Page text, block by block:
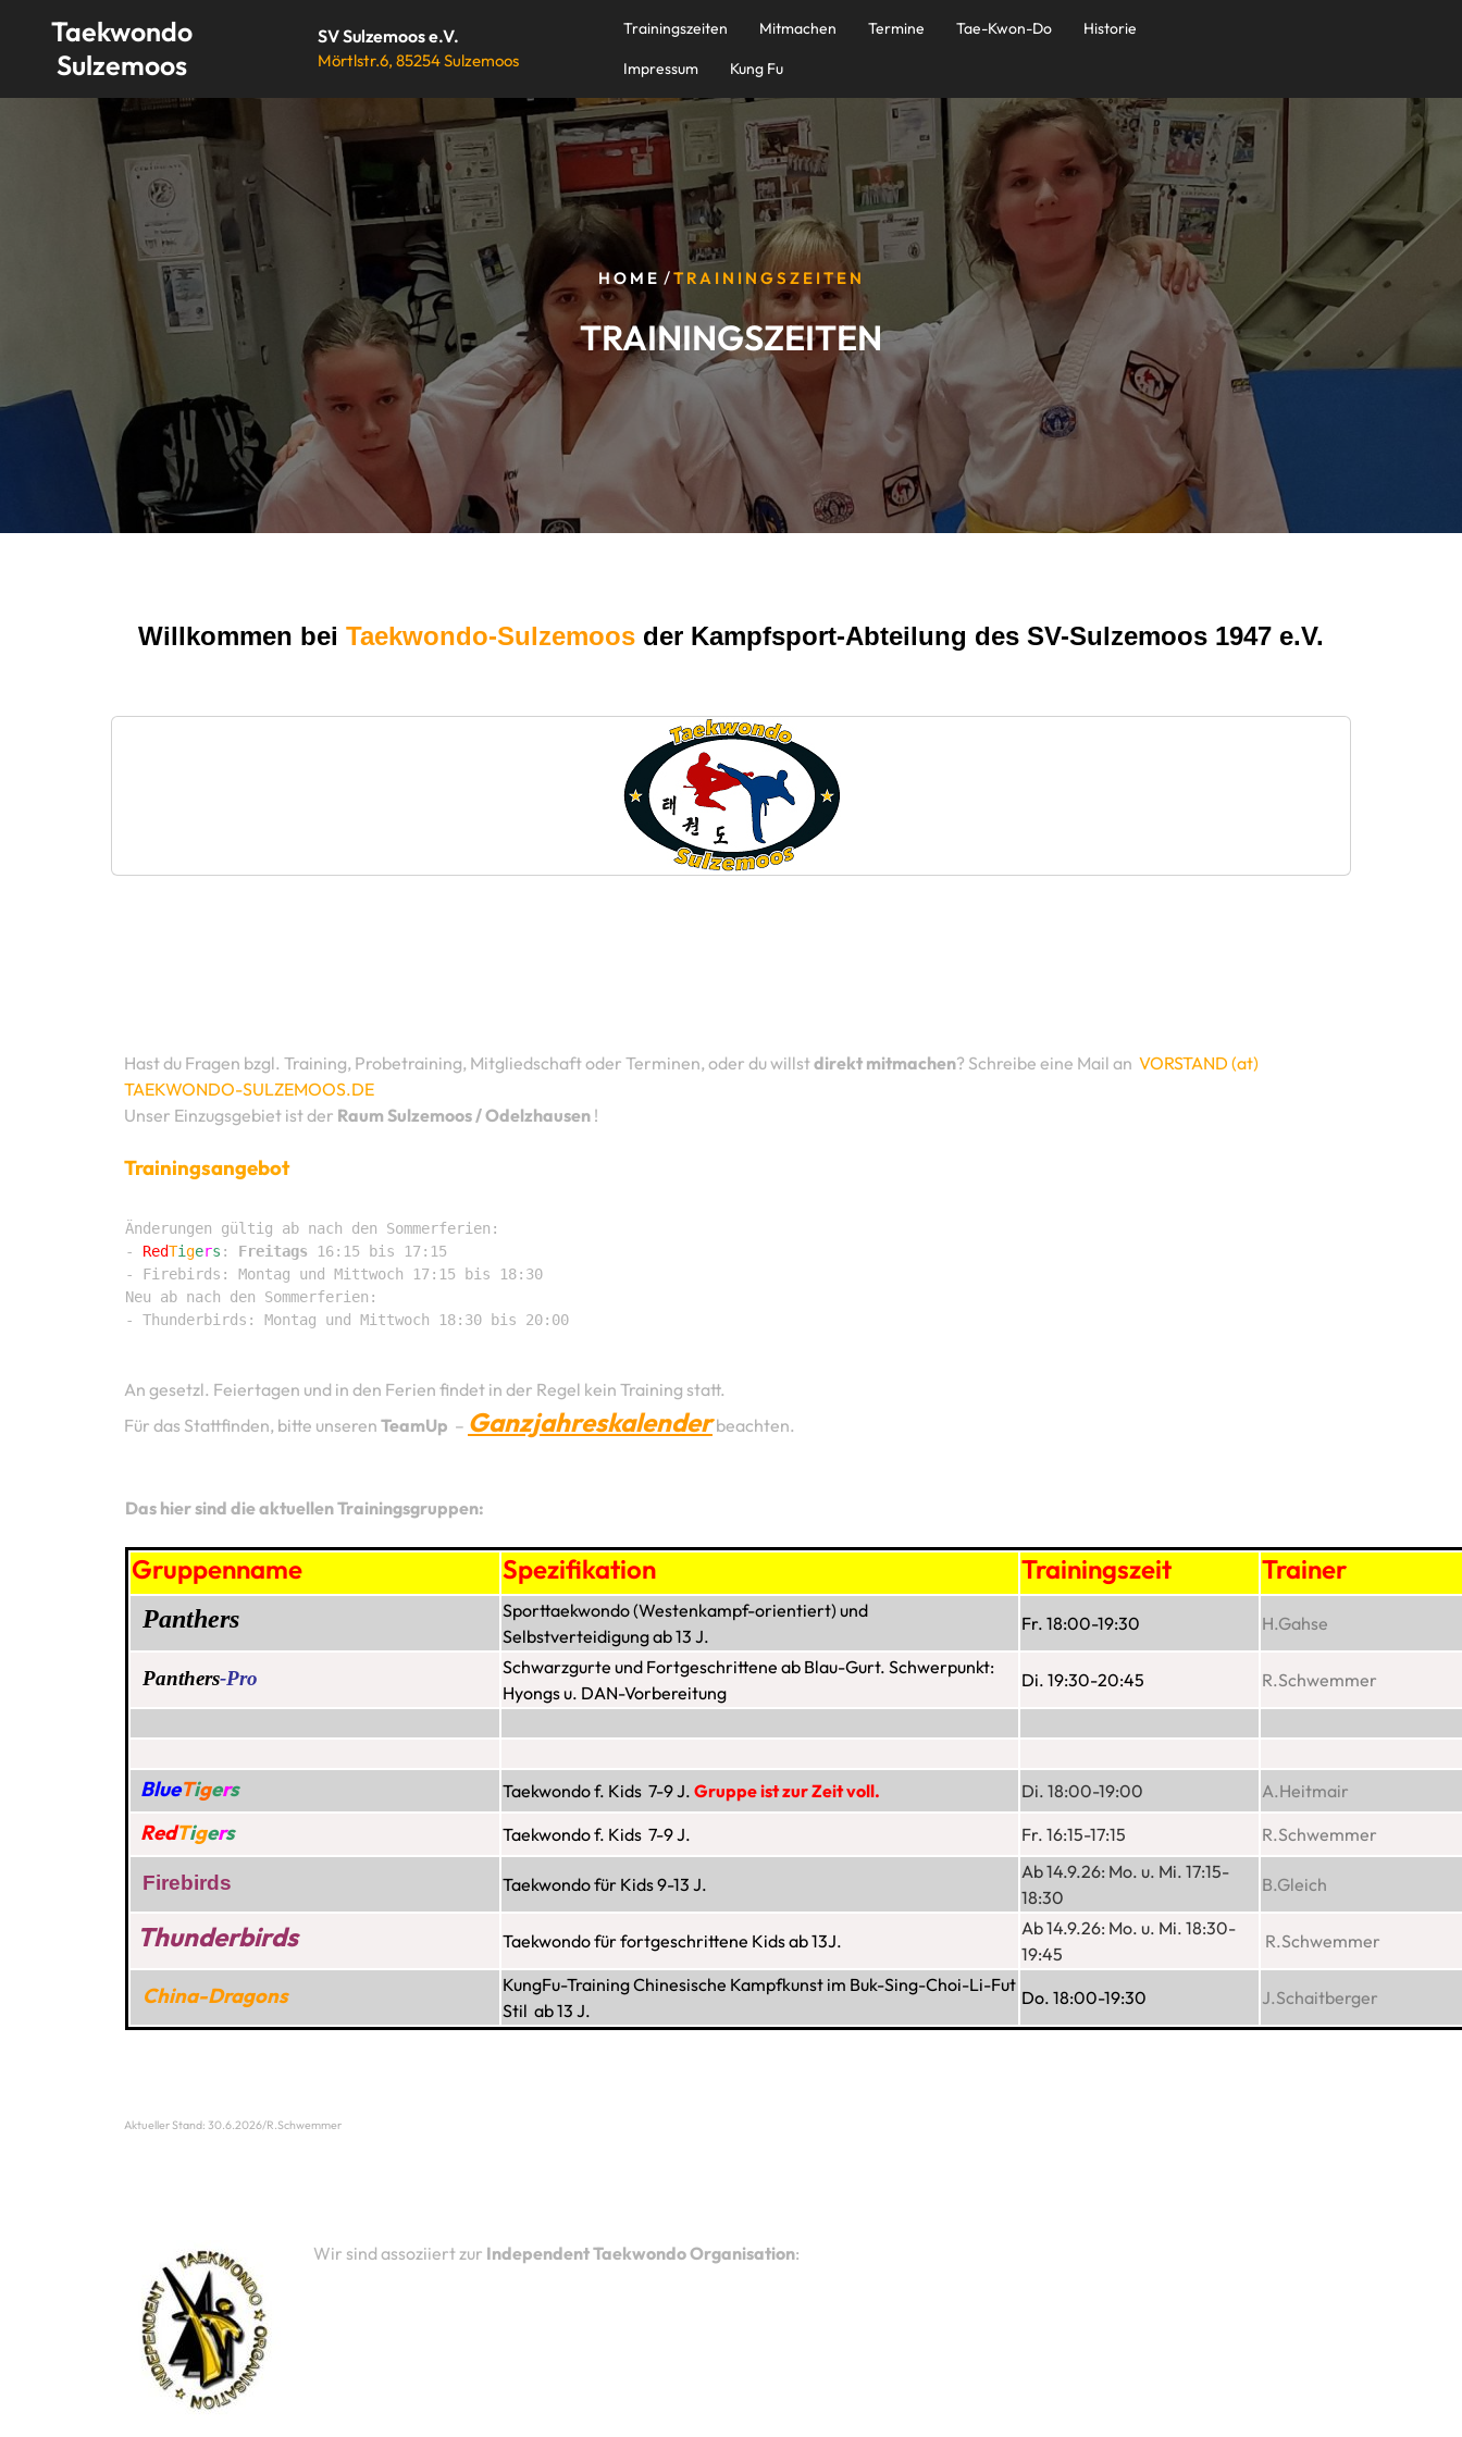
content
Taekwondo
Sulzemoos
SV Sulzemoos e.V.
Mörtlstr.6, 85254 Sulzemoos
Trainingszeiten Mitmachen Termine Tae-Kwon-Do Historie
Impressum Kung Fu
HOME /TRAININGSZEITEN
TRAININGSZEITEN
Willkommen bei Taekwondo-Sulzemoos der Kampfsport-Abteilung des SV-Sulzemoos 1947 e.V.
Hast du Fragen bzgl. Training, Probetraining, Mitgliedschaft oder Terminen, oder du willstdirekt mitmachen? Schreibe eine Mail an VORSTAND (at)
TAEKWONDO-SULZEMOOS.DE
Unser Einzugsgebiet ist der Raum Sulzemoos / Odelzhausen !
Trainingsangebot
Änderungen gültig ab nach den Sommerferien:
- RedTigers : Freitags 16:15 bis 17:15
- Firebirds: Montag und Mittwoch 17:15 bis 18:30
Neu ab nach den Sommerferien:
- Thunderbirds: Montag und Mittwoch 18:30 bis 20:00
An gesetzl. Feiertagen und in den Ferien findet in der Regel kein Training statt.
Für das Stattfinden, bitte unseren TeamUp – Ganzjahreskalenderbeachten.
Das hier sind die aktuellen Trainingsgruppen:
Gruppenname Spezifikation Trainingszeit Trainer
Panthers
Sporttaekwondo (Westenkampf-orientiert) und
Selbstverteidigung ab 13 J.
Fr. 18:00-19:30 H.Gahse
Panthers-Pro Schwarzgurte und Fortgeschrittene ab Blau-Gurt. Schwerpunkt:
Hyongs u. DAN-Vorbereitung
Di. 19:30-20:45 R.Schwemmer
BlueTigers Taekwondo f. Kids 7-9 J. Gruppe ist zur Zeit voll. Di. 18:00-19:00 A.Heitmair
RedTigers Taekwondo f. Kids 7-9 J. Fr. 16:15-17:15 R.Schwemmer
Firebirds Taekwondo für Kids 9-13 J.
Ab 14.9.26: Mo. u. Mi. 17:15-
18:30
B.Gleich
Thunderbirds Taekwondo für fortgeschrittene Kids ab 13J.
Ab 14.9.26: Mo. u. Mi. 18:30-
19:45
R.Schwemmer
China-Dragons KungFu-TrainingChinesische Kampfkunst im Buk-Sing-Choi-Li-Fut
Stil ab 13 J.
Do. 18:00-19:30 J.Schaitberger
Aktueller Stand: 30.6.2026/R.Schwemmer
Wir sind assoziiert zur Independent Taekwondo Organisation: